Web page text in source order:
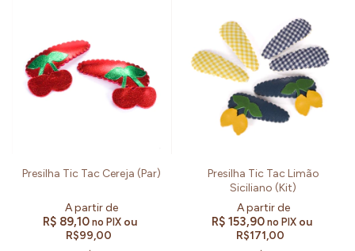
Presilha Tic Tac Cereja (Par)
R$ 89,10 no PIX ou
R$99,00
Presilha Tic Tac Limão
Siciliano (Kit)
R$ 153,90no PIX ou
R$171,00